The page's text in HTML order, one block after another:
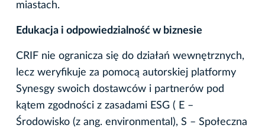
miastach.
Edukacja i odpowiedzialność w biznesie
CRIF nie ogranicza się do działań wewnętrznych,
lecz weryfikuje za pomocą autorskiej platformy
Synesgy swoich dostawców i partnerów pod
kątem zgodności z zasadami ESG ( E –
Środowisko (z ang. environmental), S – Społeczna